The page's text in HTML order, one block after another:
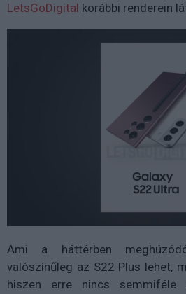
LetsGoDigital korábbi renderein
Ami a háttérben
valószínűleg az S22 Plus lehet,
hiszen erre nincs